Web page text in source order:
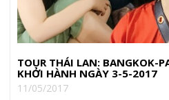
TOUR THÁI LAN: BANGKOK-
KHỞI HÀNH NGÀY 3-5-2017
11/05/2017